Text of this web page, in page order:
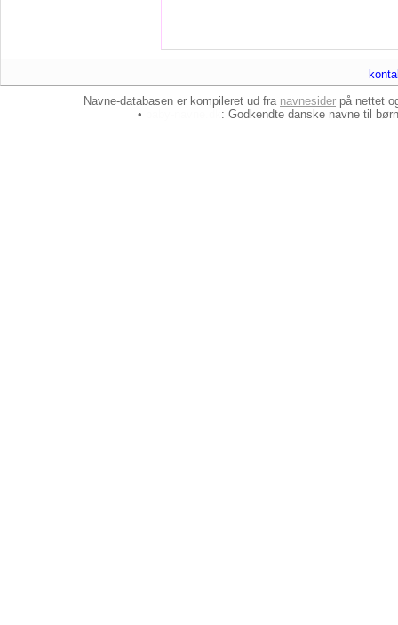
Navne-databasen er kompileret ud fra navnesider på nettet
•
: Godkendte danske navne til børn